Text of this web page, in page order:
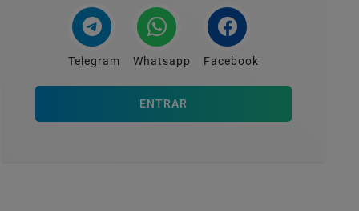
Telegram Whatsapp Facebook
ENTRAR